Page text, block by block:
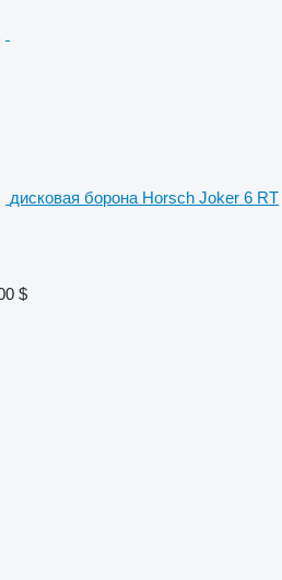
дисковая борона Horsch Joker 6 RT
$